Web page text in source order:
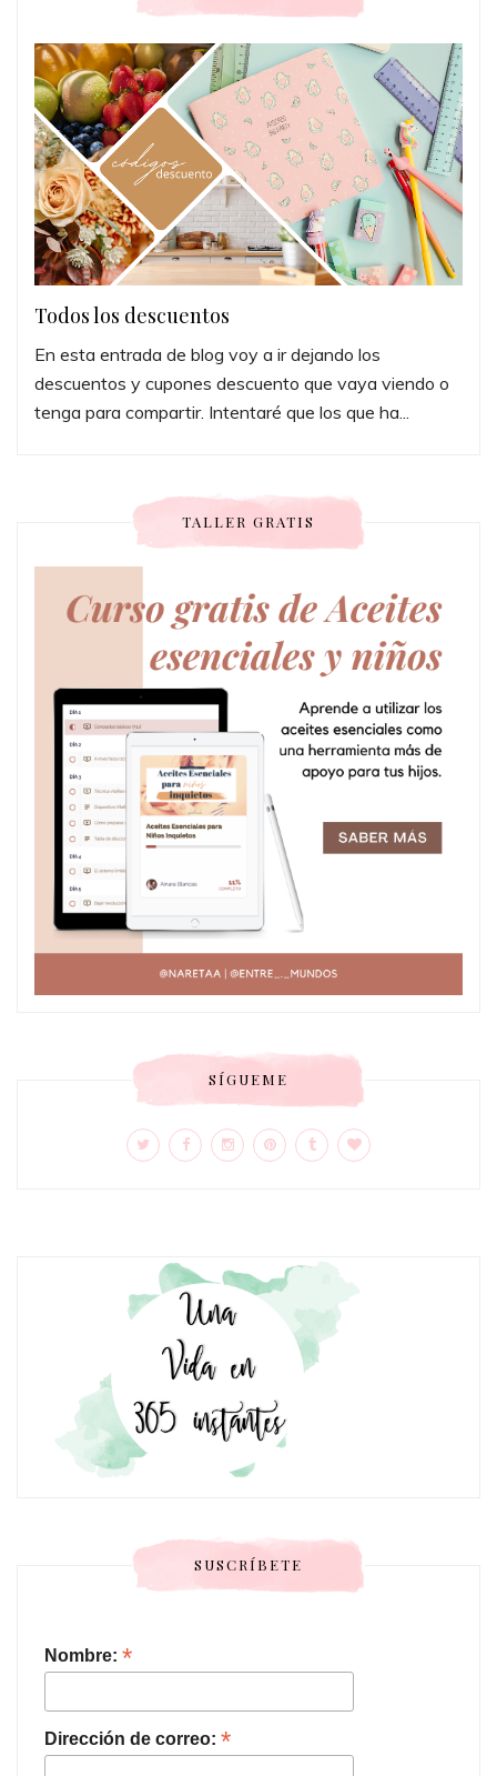
Todos los descuentos
En esta entrada de blog voy a ir dejando los
descuentos y cupones descuento que vaya viendo o
tenga para compartir. Intentaré que los que ha...
TALLER GRATIS
SÍGUEME
SUSCRÍBETE
Nombre: *
Dirección de correo: *